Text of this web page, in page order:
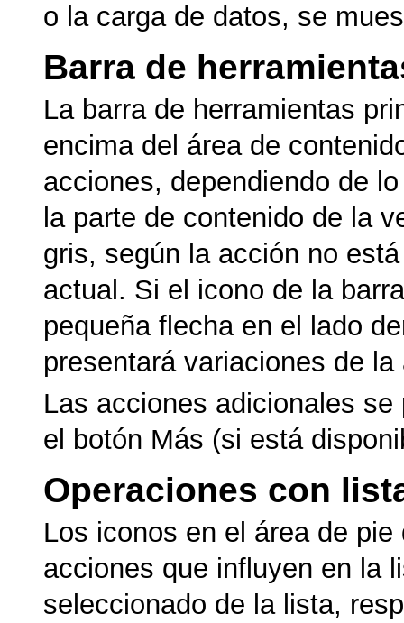
o la carga de datos, se
Barra de
La barra de herramientas
encima del área de
acciones, dependiendo de
la parte de contenido de la
gris, según la acción no
actual. Si el icono de la
pequeña flecha en el lado
presentará variaciones de
Las acciones adicionales
el botón Más (si está
Operaciones con
Los iconos en el área de
acciones que influyen en la
seleccionado de la lista,